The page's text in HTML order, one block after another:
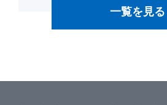
一覧を見る